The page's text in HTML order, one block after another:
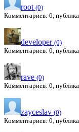
root (0)
Комментариев: 0,
developer (0)
Комментариев: 0,
rave (0)
Комментариев: 0,
zayceslav (0)
Комментариев: 0,